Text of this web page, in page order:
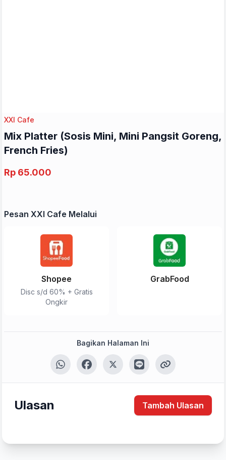
XXI Cafe
Mix Platter (Sosis Mini, Mini Pangsit Goreng,
French Fries)
Rp 65.000
Pesan XXI Cafe Melalui
Shopee
Disc s/d 60% + Gratis
Ongkir
GrabFood
Bagikan Halaman Ini
Ulasan Tambah Ulasan